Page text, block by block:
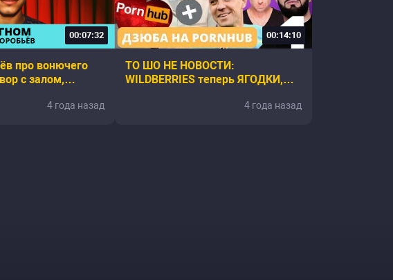
00:07:32
про вонючего
с залом,
4 года назад
00:14:10
ТО ШО НЕ НОВОСТИ:
WILDBERRIES теперь ЯГОДКИ,
НАГИЕВ не в ГОЛОСЕ, РОБОПЁС
4 года назад